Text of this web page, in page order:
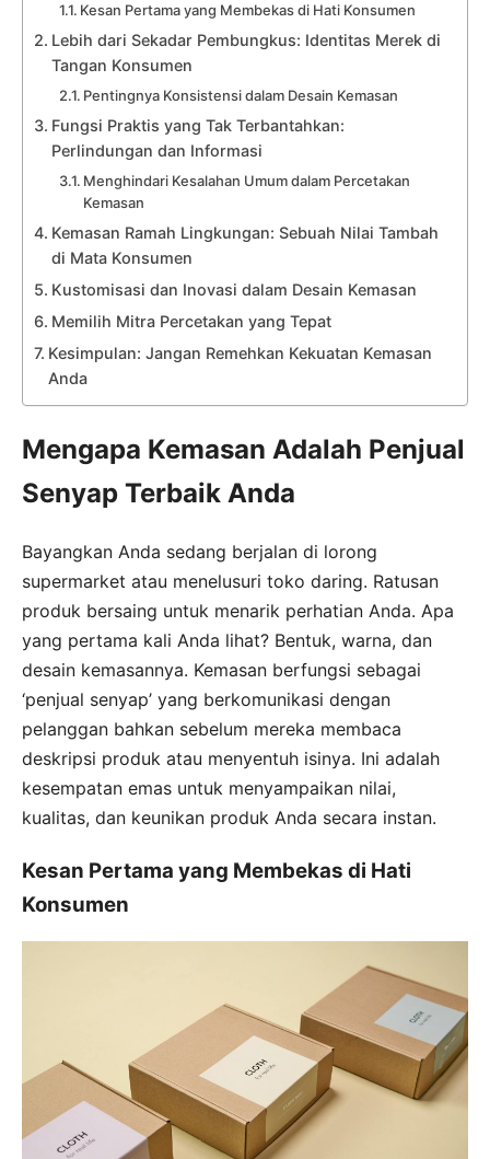
Kesan Pertama yang Membekas di Hati Konsumen
Lebih dari Sekadar Pembungkus: Identitas Merek di
Tangan Konsumen
Pentingnya Konsistensi dalam Desain Kemasan
Fungsi Praktis yang Tak Terbantahkan:
Perlindungan dan Informasi
Menghindari Kesalahan Umum dalam Percetakan
Kemasan
Kemasan Ramah Lingkungan: Sebuah Nilai Tambah
di Mata Konsumen
Kustomisasi dan Inovasi dalam Desain Kemasan
Memilih Mitra Percetakan yang Tepat
Kesimpulan: Jangan Remehkan Kekuatan Kemasan
Anda
Mengapa Kemasan Adalah Penjual
Senyap Terbaik Anda
Bayangkan Anda sedang berjalan di lorong
supermarket atau menelusuri toko daring. Ratusan
produk bersaing untuk menarik perhatian Anda. Apa
yang pertama kali Anda lihat? Bentuk, warna, dan
desain kemasannya. Kemasan berfungsi sebagai
‘penjual senyap’ yang berkomunikasi dengan
pelanggan bahkan sebelum mereka membaca
deskripsi produk atau menyentuh isinya. Ini adalah
kesempatan emas untuk menyampaikan nilai,
kualitas, dan keunikan produk Anda secara instan.
Kesan Pertama yang Membekas di Hati
Konsumen